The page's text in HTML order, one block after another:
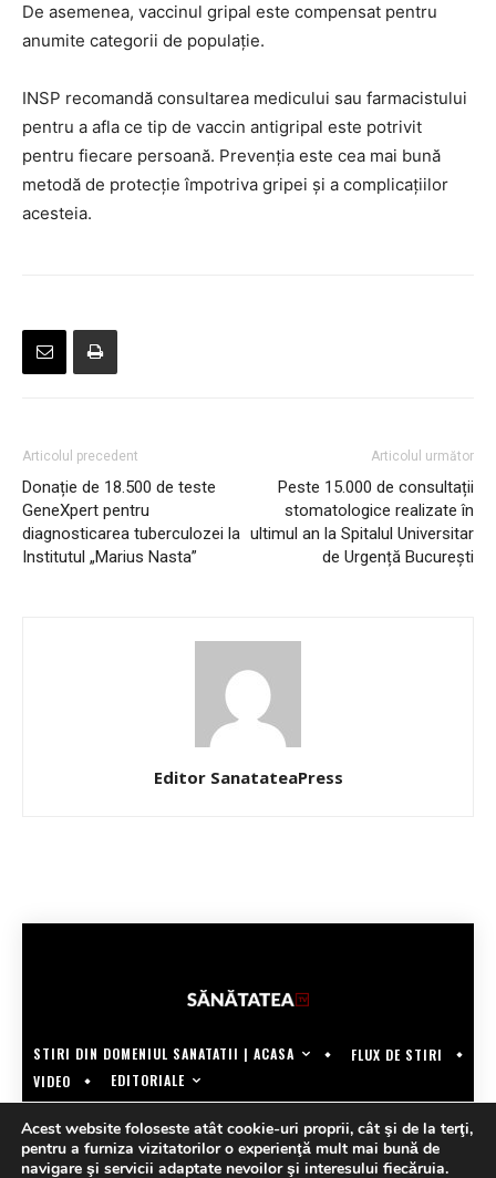
De asemenea, vaccinul gripal este compensat pentru
anumite categorii de populație.
INSP recomandă consultarea medicului sau farmacistului
pentru a afla ce tip de vaccin antigripal este potrivit
pentru fiecare persoană. Prevenția este cea mai bună
metodă de protecție împotriva gripei și a complicațiilor
acesteia.
Articolul precedent
Donație de 18.500 de teste
GeneXpert pentru
diagnosticarea tuberculozei la
Institutul „Marius Nasta”
Articolul următor
Peste 15.000 de consultații
stomatologice realizate în
ultimul an la Spitalul Universitar
de Urgență București
Editor SanatateaPress
STIRI DIN DOMENIUL SANATATII | ACASA
FLUX DE STIRI
VIDEO
EDITORIALE
Acest website foloseste atât cookie-uri proprii, cât şi de la terţi,
pentru a furniza vizitatorilor o experienţă mult mai bună de
navigare şi servicii adaptate nevoilor şi interesului fiecăruia.